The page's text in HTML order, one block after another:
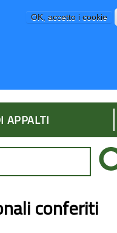
OK, accetto i cookie
APPALTI
conferiti